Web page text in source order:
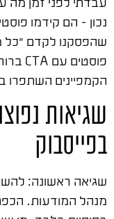
נכון – הם קידמו
שהפסקנו לקדם "כל
פוסטים עם CTA ברור ו
הקמפיינים השתפרו ב-60 אחוז תוך
שגיאות
בפייסבוק
שגיאה ראשונה:
מנהל המודעות.